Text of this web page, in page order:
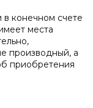
в конечном счете
места
производный, а
приобретения